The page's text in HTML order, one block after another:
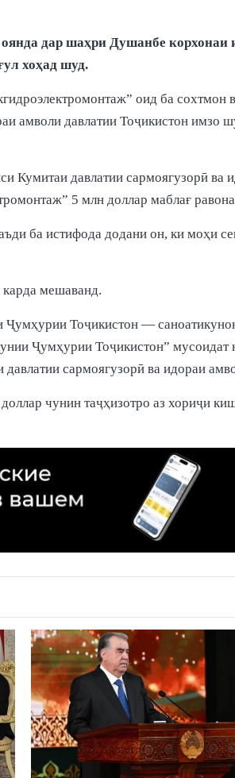
дар шаҳри Душанбе корхонаи
хоҳад шуд.
оид ба сохтмон
амволи давлатии Тоҷикистон имзо
Кумитаи давлатии сармоягузорӣ
5 млн доллар маблағ равона
ба истифода додани он, ки моҳи
карда мешаванд.
Тоҷикистон —
Ҷумҳурии Тоҷикистон”
сармоягузорӣ ва идораи
чунин таҷҳизотро аз хориҷи